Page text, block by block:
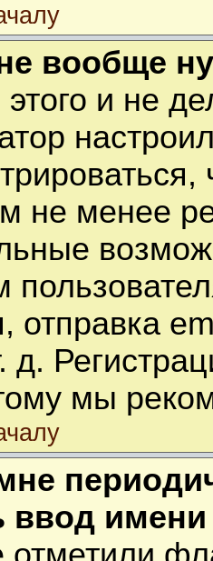
вообще
и не
не менее
отправка
д.
мы
ввод